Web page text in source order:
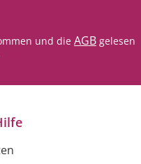
und die AGB gelesen